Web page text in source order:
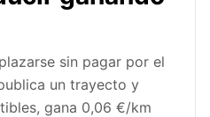
sin pagar por el
un trayecto y
gana 0,06 €/km